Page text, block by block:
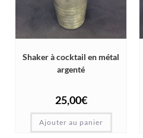
Shaker à cocktail en métal
argenté
25,00€
Ajouter au panier